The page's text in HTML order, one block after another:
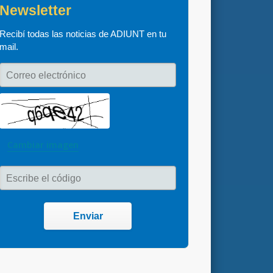
Newsletter
Recibí todas las noticias de ADIUNT en tu
mail.
Correo electrónico
Cambiar imagen
Escribe el código